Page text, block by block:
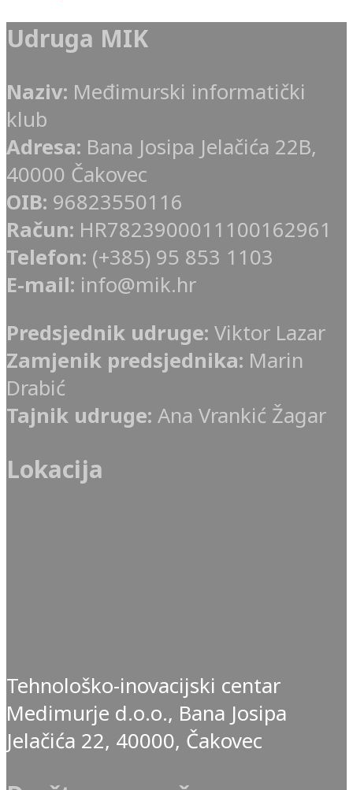
Udruga MIK
Naziv: Međimurski informatički
klub
Adresa: Bana Josipa Jelačića 22B,
40000 Čakovec
OIB: 96823550116
Račun: HR7823900011100162961
Telefon: (+385) 95 853 1103
E-mail: info@mik.hr
Predsjednik udruge: Viktor Lazar
Zamjenik predsjednika: Marin
Drabić
Tajnik udruge: Ana Vrankić Žagar
Lokacija
Tehnološko-inovacijski centar
Medimurje d.o.o., Bana Josipa
Jelačića 22, 40000, Čakovec